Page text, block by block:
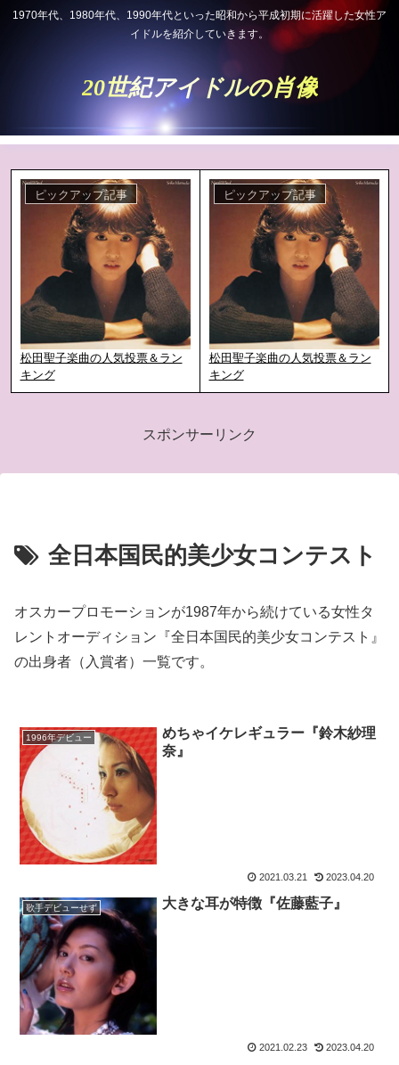
1970年代、1980年代、1990年代といった昭和から平成初期に活躍した女性ア
イドルを紹介していきます。
20世紀アイドルの肖像
ピックアップ記事
松田聖子楽曲の人気投票＆ラン
キング
ピックアップ記事
松田聖子楽曲の人気投票＆ラン
キング
スポンサーリンク
全日本国民的美少女コンテスト
オスカープロモーションが1987年から続けている女性タ
レントオーディション『全日本国民的美少女コンテスト』
の出身者（入賞者）一覧です。
1996年デビュー
めちゃイケレギュラー『鈴木紗理
奈』
2021.03.21 2023.04.20
歌手デビューせず 大きな耳が特徴『佐藤藍子』
2021.02.23 2023.04.20